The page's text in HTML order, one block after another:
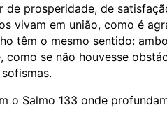
prosperidade, de
vivam em união, como é
têm o mesmo sentido:
como se não houvesse
o Salmo 133 onde